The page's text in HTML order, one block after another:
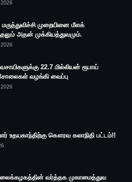
முறையினை மீளக்
அதன் முக்கியத்துவமும்.
22.7 மில்லியன் ரூபாய்
வழங்கி வைப்பு
உதயகாந்திற்கு கௌரவ கலாநிதி பட்டம்!!
வர்த்தக முகாமைத்துவ